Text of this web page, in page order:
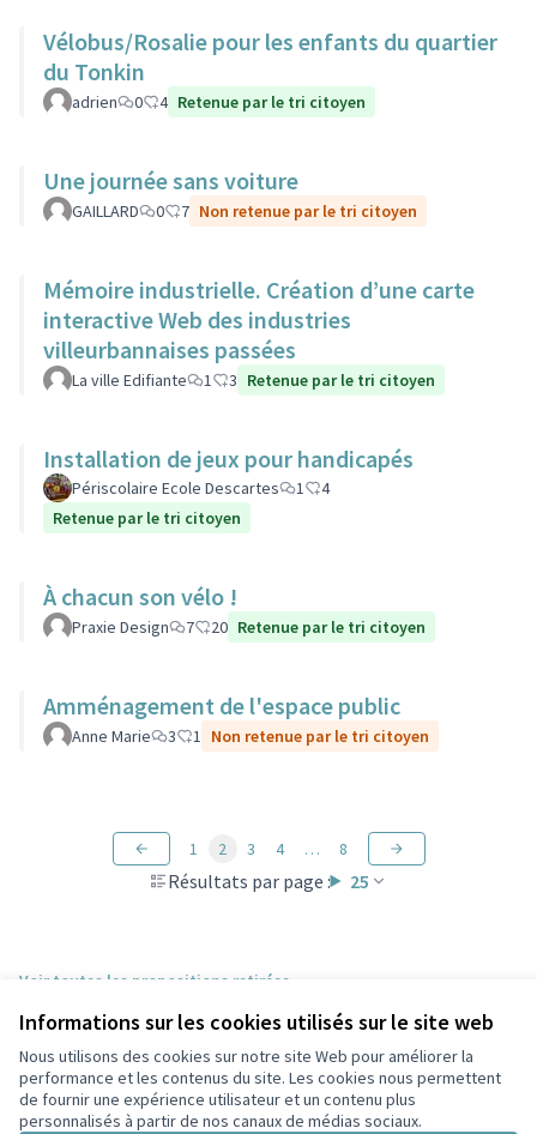
Informations sur les cookies utilisés sur le site web
Nous utilisons des cookies sur notre site Web pour améliorer la
performance et les contenus du site. Les cookies nous permettent
de fournir une expérience utilisateur et un contenu plus
personnalisés à partir de nos canaux de médias sociaux.
Vélobus/Rosalie pour les enfants du quartier
du Tonkin
adrien 0 4 Retenue par le tri citoyen
Une journée sans voiture
GAILLARD 0 7 Non retenue par le tri citoyen
Mémoire industrielle. Création d’une carte
interactive Web des industries
villeurbannaises passées
La ville Edifiante 1 3 Retenue par le tri citoyen
Installation de jeux pour handicapés
Périscolaire Ecole Descartes 1
4
Retenue par le tri citoyen
À chacun son vélo !
Praxie Design 7 20 Retenue par le tri citoyen
Amménagement de l'espace public
Anne Marie 3 1 Non retenue par le tri citoyen
Résultats par page : 25
1 2 3 4 … 8
Voir toutes les propositions retirées
Conditions d'utilisation
Paramètres des cookies
Participez Villeurbanne sur X
Participez Villeurbanne sur Facebook
Participez Villeurbanne sur Instagram
Participez Villeurbanne sur YouTube